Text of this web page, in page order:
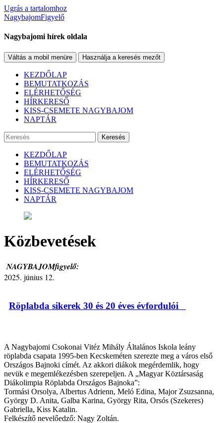
Ugrás a tartalomhoz
NagybajomFigyelő
Nagybajomi hírek oldala
Váltás a mobil menüre Használja a keresés mezőt
KEZDŐLAP
BEMUTATKOZÁS
ELÉRHETŐSÉG
HÍRKERESŐ
KISS-CSEMETE NAGYBAJOM
NAPTÁR
Keresés
KEZDŐLAP
BEMUTATKOZÁS
ELÉRHETŐSÉG
HÍRKERESŐ
KISS-CSEMETE NAGYBAJOM
NAPTÁR
Közbevetések
NAGYBAJOMfigyelő:
2025. június 12.
Röplabda sikerek 30 és 20 éves évfordulói
A Nagybajomi Csokonai Vitéz Mihály Általános Iskola leány
röplabda csapata 1995-ben Kecskeméten szerezte meg a város első
Országos Bajnoki címét. Az akkori diákok megérdemlik, hogy
nevük e megemlékezésben szerepeljen. A „Magyar Köztársaság
Diákolimpia Röplabda Országos Bajnoka”:
Tormási Orsolya, Albertus Adrienn, Meló Edina, Major Zsuzsanna,
György D. Anita, Galba Karina, György Rita, Orsós (Szekeres)
Gabriella, Kiss Katalin.
Felkészítő nevelőedző: Nagy Zoltán.